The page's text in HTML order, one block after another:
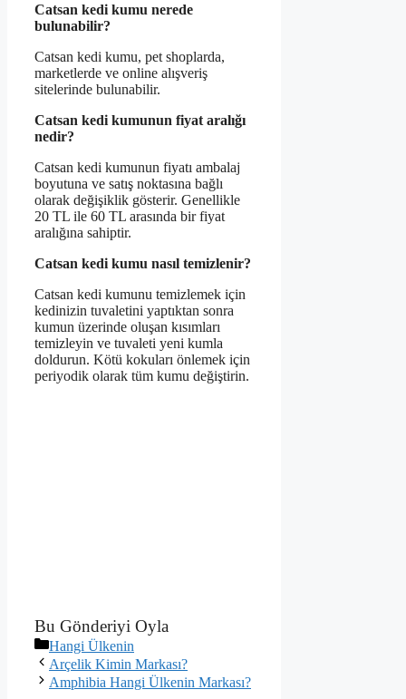
Catsan kedi kumu nerede
bulunabilir?
Catsan kedi kumu, pet shoplarda,
marketlerde ve online alışveriş
sitelerinde bulunabilir.
Catsan kedi kumunun fiyat aralığı
nedir?
Catsan kedi kumunun fiyatı ambalaj
boyutuna ve satış noktasına bağlı
olarak değişiklik gösterir. Genellikle
20 TL ile 60 TL arasında bir fiyat
aralığına sahiptir.
Catsan kedi kumu nasıl temizlenir?
Catsan kedi kumunu temizlemek için
kedinizin tuvaletini yaptıktan sonra
kumun üzerinde oluşan kısımları
temizleyin ve tuvaleti yeni kumla
doldurun. Kötü kokuları önlemek için
periyodik olarak tüm kumu değiştirin.
Bu Gönderiyi Oyla
Kategoriler
Hangi Ülkenin
Arçelik Kimin Markası?
Amphibia Hangi Ülkenin Markası?